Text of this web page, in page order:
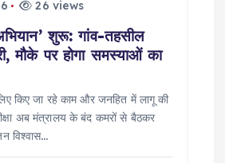
26 views
शुरू: गांव-तहसील
मौके पर होगा समस्याओं का
किए जा रहे काम और जनहित में लागू की
अब मंत्रालय के बंद कमरों से बैठकर
विश्वास…